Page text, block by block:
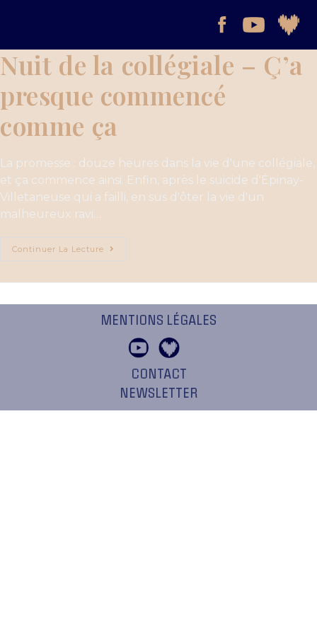
Nuit de la collégiale – Ç’a
presque commencé
comme ça
La promesse : douze heures dans la vie d'une collégiale,
et ça commence ainsi. Enfin, après le suicide d'Épinay-
Villetaneuse qui a failli, en sus d'ôter la vie d'un
malheureux ravi…
Continuer La Lecture
MENTIONS LÉGALES
CONTACT
NEWSLETTER